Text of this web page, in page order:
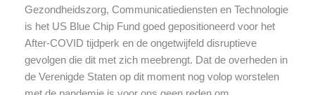
Gezondheidszorg, Communicatiediensten en Technologie
is het US Blue Chip Fund goed gepositioneerd voor het
After-COVID tijdperk en de ongetwijfeld disruptieve
gevolgen die dit met zich meebrengt. Dat de overheden in
de Verenigde Staten op dit moment nog volop worstelen